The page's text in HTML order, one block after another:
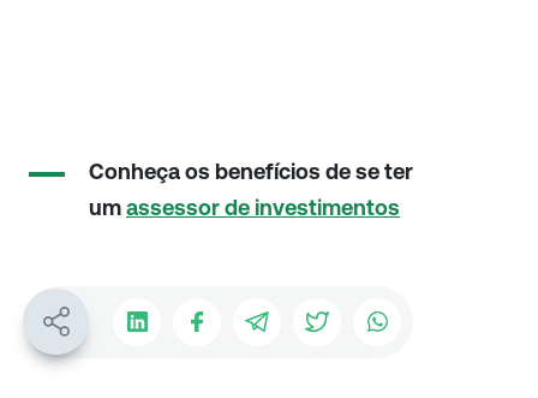
Conheça os benefícios de se ter
umassessor de investimentos